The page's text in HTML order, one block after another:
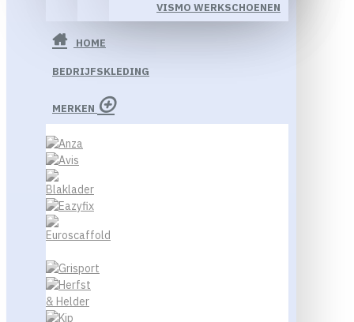
VISMO WERKSCHOENEN
HOME
BEDRIJFSKLEDING
MERKEN